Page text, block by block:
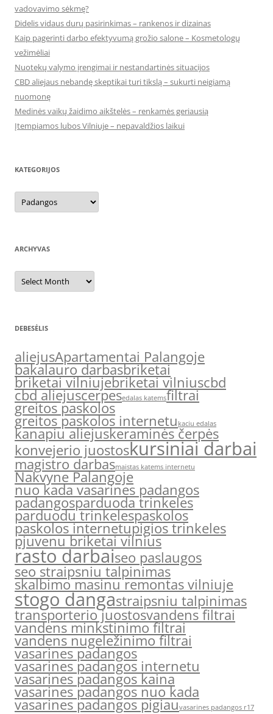
vadovavimo sėkmę?
Didelis vidaus durų pasirinkimas – rankenos ir dizainas
Kaip pagerinti darbo efektyvumą grožio salone – Kosmetologų
vežimėliai
Nuotekų valymo įrengimai ir nestandartinės situacijos
CBD aliejaus nebandę skeptikai turi tikslą – sukurti neigiamą
nuomonę
Medinės vaikų žaidimo aikštelės – renkamės geriausią
Įtempiamos lubos Vilniuje – nepavaldžios laikui
KATEGORIJOS
Kategorijos
ARCHYVAS
Archyvas
DEBESĖLIS
aliejusApartamentai Palangoje
bakalauro darbasbriketai
briketai vilniujebriketai vilniuscbd
cbd aliejuscerpesedalas katemsfiltrai
greitos paskolos
greitos paskolos internetu kaciu edalas
kanapiu aliejuskeraminės čerpės
konvejerio juostoskursiniai darbai
magistro darbasmaistas katems internetu
Nakvyne Palangoje
nuo kada vasarines padangos
padangosparduoda trinkeles
parduodu trinkelespaskolos
paskolos internetupigios trinkeles
pjuvenu briketai vilnius
rasto darbaiseo paslaugos
seo straipsniu talpinimas
skalbimo masinu remontas vilniuje
stogo dangastraipsniu talpinimas
transporterio juostosvandens filtrai
vandens minkstinimo filtrai
vandens nugeležinimo filtrai
vasarines padangos
vasarines padangos internetu
vasarines padangos kaina
vasarines padangos nuo kada
vasarines padangos pigiauvasarines padangos r17